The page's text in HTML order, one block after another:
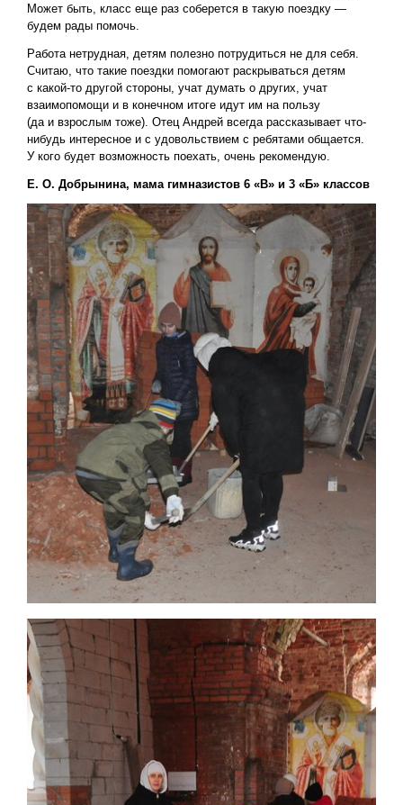
Может быть, класс еще раз соберется в такую поездку —
будем рады помочь.
Работа нетрудная, детям полезно потрудиться не для себя.
Считаю, что такие поездки помогают раскрываться детям
с какой-то другой стороны, учат думать о других, учат
взаимопомощи и в конечном итоге идут им на пользу
(да и взрослым тоже). Отец Андрей всегда рассказывает что-
нибудь интересное и с удовольствием с ребятами общается.
У кого будет возможность поехать, очень рекомендую.
Е. О. Добрынина, мама гимназистов 6 «В» и 3 «Б» классов